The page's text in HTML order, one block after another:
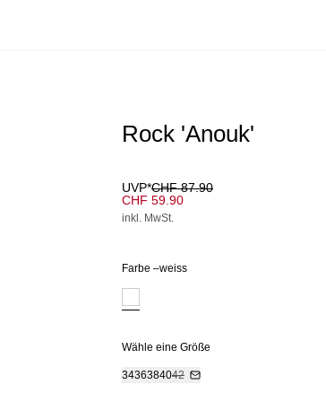
Rock 'Anouk'
UVP*CHF 87.90
CHF 59.90
inkl. MwSt.
Farbe –weiss
Wähle eine Größe
3436384042